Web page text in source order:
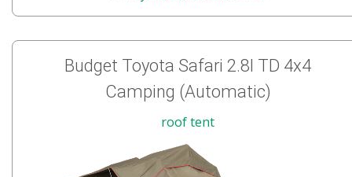
Budget Toyota Safari 2.8l TD 4x4
Camping (Automatic)
roof tent